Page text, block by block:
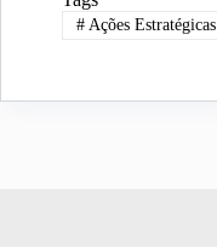
#Ações Estratégicas